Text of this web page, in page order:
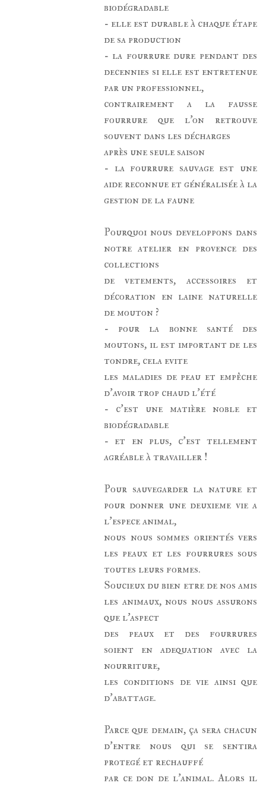
biodégradable
- elle est durable à chaque étape
de sa production
- la fourrure dure pendant des
decennies si elle est entretenue
par un professionnel,
contrairement a la fausse
fourrure que l'on retrouve
souvent dans les décharges
après une seule saison
- la fourrure sauvage est une
aide reconnue et généralisée à la
gestion de la faune
Pourquoi nous developpons dans
notre atelier en provence des
collections
de vetements, accessoires et
décoration en laine naturelle
de mouton ?
- pour la bonne santé des
moutons, il est important de les
tondre, cela evite
les maladies de peau et empêche
d'avoir trop chaud l'été
- c'est une matière noble et
biodégradable
- et en plus, c'est tellement
agréable à travailler !
Pour sauvegarder la nature et
pour donner une deuxieme vie a
l'espece animal,
nous nous sommes orientés vers
les peaux et les fourrures sous
toutes leurs formes.
Soucieux du bien etre de nos amis
les animaux, nous nous assurons
que l'aspect
des peaux et des fourrures
soient en adequation avec la
nourriture,
les conditions de vie ainsi que
d'abattage.
Parce que demain, ça sera chacun
d'entre nous qui se sentira
protegé et rechauffé
par ce don de l'animal. Alors il